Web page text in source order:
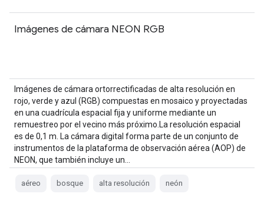
Imágenes de cámara NEON RGB
Imágenes de cámara ortorrectificadas de alta resolución en
rojo, verde y azul (RGB) compuestas en mosaico y proyectadas
en una cuadrícula espacial fija y uniforme mediante un
remuestreo por el vecino más próximo.La resolución espacial
es de 0,1 m. La cámara digital forma parte de un conjunto de
instrumentos de la plataforma de observación aérea (AOP) de
NEON, que también incluye un…
aéreo bosque alta resolución neón